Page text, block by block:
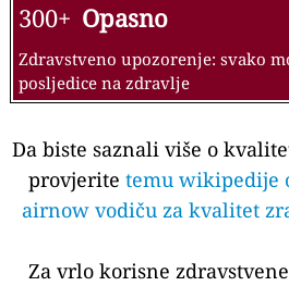
300+ Opasno
Zdravstveno upozorenje: svako
posljedice na zdravlje
Da biste saznali više o
provjerite temu wikipedije
airnow vodiču za kvalitet
Za vrlo korisne